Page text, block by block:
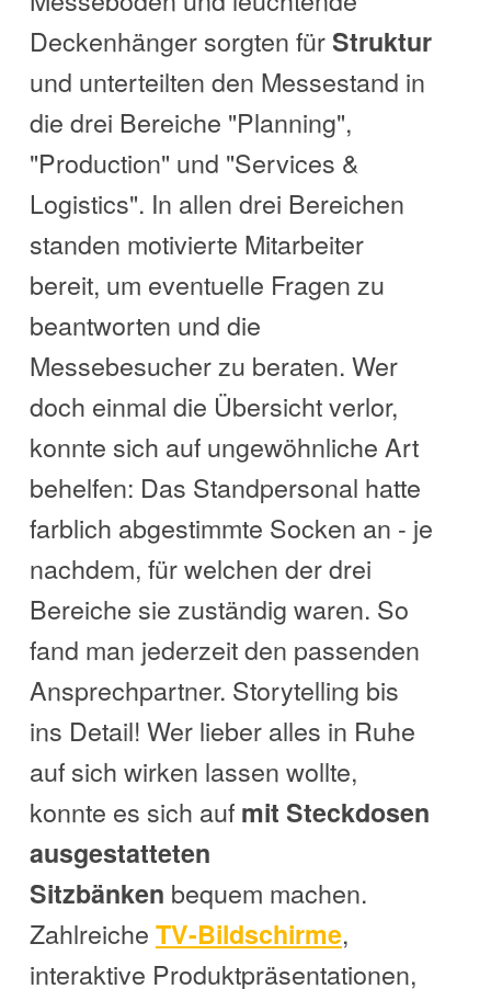
Deckenhänger sorgten für Struktur
und unterteilten den Messestand in
die drei Bereiche "Planning",
"Production" und "Services &
Logistics". In allen drei Bereichen
standen motivierte Mitarbeiter
bereit, um eventuelle Fragen zu
beantworten und die
Messebesucher zu beraten. Wer
doch einmal die Übersicht verlor,
konnte sich auf ungewöhnliche Art
behelfen: Das Standpersonal hatte
farblich abgestimmte Socken an - je
nachdem, für welchen der drei
Bereiche sie zuständig waren. So
fand man jederzeit den passenden
Ansprechpartner. Storytelling bis
ins Detail! Wer lieber alles in Ruhe
auf sich wirken lassen wollte,
konnte es sich auf mit Steckdosen
ausgestatteten
Sitzbänken bequem machen.
Zahlreiche TV-Bildschirme,
interaktive Produktpräsentationen,